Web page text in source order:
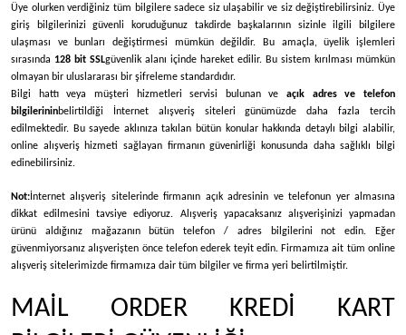
Üye olurken verdiğiniz tüm bilgilere sadece siz ulaşabilir ve siz değiştirebilirsiniz. Üye
giriş bilgilerinizi güvenli koruduğunuz takdirde başkalarının sizinle ilgili bilgilere
ulaşması ve bunları değiştirmesi mümkün değildir. Bu amaçla, üyelik işlemleri
sırasında 128 bit SSLgüvenlik alanı içinde hareket edilir. Bu sistem kırılması mümkün
olmayan bir uluslararası bir şifreleme standardıdır.
Bilgi hattı veya müşteri hizmetleri servisi bulunan veaçık adres ve telefon
bilgilerininbelirtildiği İnternet alışveriş siteleri günümüzde daha fazla tercih
edilmektedir. Bu sayede aklınıza takılan bütün konular hakkında detaylı bilgi alabilir,
online alışveriş hizmeti sağlayan firmanın güvenirliği konusunda daha sağlıklı bilgi
edinebilirsiniz.
Not: İnternet alışveriş sitelerinde firmanın açık adresinin ve telefonun yer almasına
dikkat edilmesini tavsiye ediyoruz. Alışveriş yapacaksanız alışverişinizi yapmadan
ürünü aldığınız mağazanın bütün telefon / adres bilgilerini not edin. Eğer
güvenmiyorsanız alışverişten önce telefon ederek teyit edin. Firmamıza ait tüm online
alışveriş sitelerimizde firmamıza dair tüm bilgiler ve firma yeri belirtilmiştir.
MAİL ORDER KREDİ KART